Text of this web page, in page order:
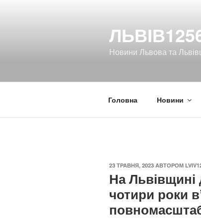
Новини Львова та
Головна Новини
ОПУБЛІКОВАНО
23 ТРАВНЯ, 2023 АВТОРОМ
На Львівщині
чотири роки